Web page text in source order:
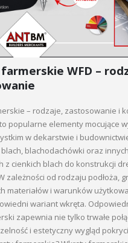
WFD –
– rodzaje, zastosowanie i
popularne elementy mocujące
w dekarstwie i budownictwie.
blach, blachodachówki oraz
z cienkich blach do konstrukcji
zależności od rodzaju podłoża,
materiałów i warunków
wariant wkręta.
zapewnia nie tylko trwałe
i estetyczny wygląd
farmerskie? Wkręty